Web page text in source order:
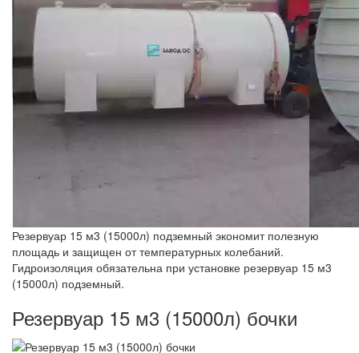
Резервуар 15 м3 (15000л) подземный экономит полезную
площадь и защищен от температурных колебаний.
Гидроизоляция обязательна при установке резервуар 15 м3
(15000л) подземный.
Резервуар 15 м3 (15000л) бочки